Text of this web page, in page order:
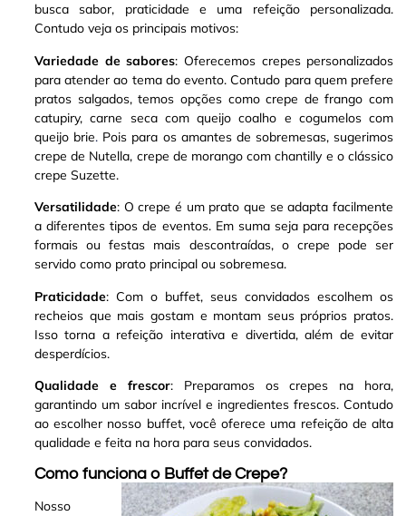
busca sabor, praticidade e uma refeição personalizada.
Contudo veja os principais motivos:
Variedade de sabores: Oferecemos crepes personalizados
para atender ao tema do evento. Contudo para quem prefere
pratos salgados, temos opções como crepe de frango com
catupiry, carne seca com queijo coalho e cogumelos com
queijo brie. Pois para os amantes de sobremesas, sugerimos
crepe de Nutella, crepe de morango com chantilly e o clássico
crepe Suzette.
Versatilidade: O crepe é um prato que se adapta facilmente
a diferentes tipos de eventos. Em suma seja para recepções
formais ou festas mais descontraídas, o crepe pode ser
servido como prato principal ou sobremesa.
Praticidade: Com o buffet, seus convidados escolhem os
recheios que mais gostam e montam seus próprios pratos.
Isso torna a refeição interativa e divertida, além de evitar
desperdícios.
Qualidade e frescor: Preparamos os crepes na hora,
garantindo um sabor incrível e ingredientes frescos. Contudo
ao escolher nosso buffet, você oferece uma refeição de alta
qualidade e feita na hora para seus convidados.
Como funciona o Buffet de Crepe?
Nosso